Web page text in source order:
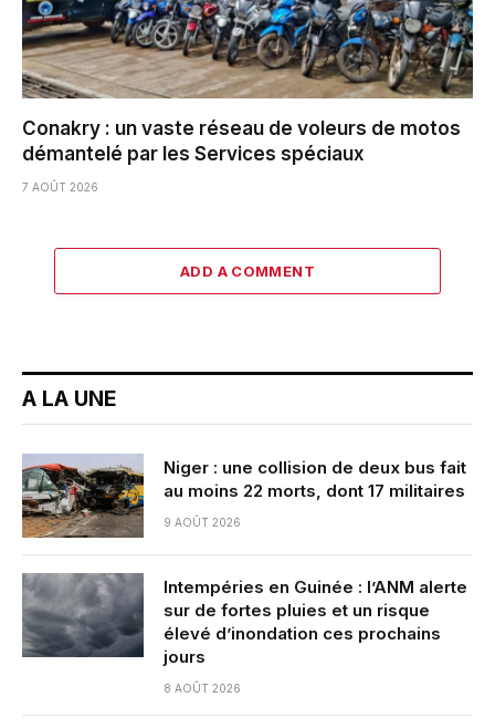
Conakry : un vaste réseau de voleurs de motos
démantelé par les Services spéciaux
7 AOÛT 2026
ADD A COMMENT
A LA UNE
Niger : une collision de deux bus fait
au moins 22 morts, dont 17 militaires
9 AOÛT 2026
Intempéries en Guinée : l’ANM alerte
sur de fortes pluies et un risque
élevé d’inondation ces prochains
jours
8 AOÛT 2026